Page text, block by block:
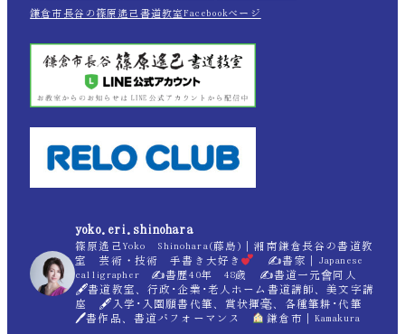
鎌倉市長谷の篠原遙己書道教室Facebookページ
yoko.eri.shinohara
篠原遙己Yoko Shinohara(藤島)｜湘南鎌倉長谷の書道教
室 芸術・技術 手書き大好き
✍書家｜Japanese
calligrapher ✍書歴40年 48歳 ✍書道一元會同人
🖋書道教室、行政･企業･老人ホーム書道講師、美文字講
座 🖋入学･入園願書代筆、賞状揮毫、各種筆耕･代筆
🖊書作品、書道パフォーマンス
鎌倉市｜Kamakura